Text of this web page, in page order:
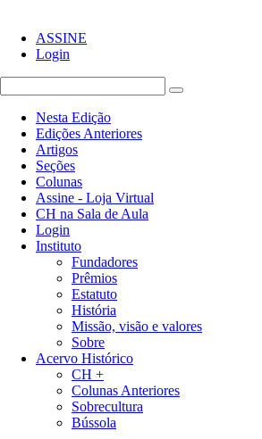
ASSINE
Login
Nesta Edição
Edições Anteriores
Artigos
Seções
Colunas
Assine - Loja Virtual
CH na Sala de Aula
Login
Instituto
Fundadores
Prêmios
Estatuto
História
Missão, visão e valores
Sobre
Acervo Histórico
CH +
Colunas Anteriores
Sobrecultura
Bússola